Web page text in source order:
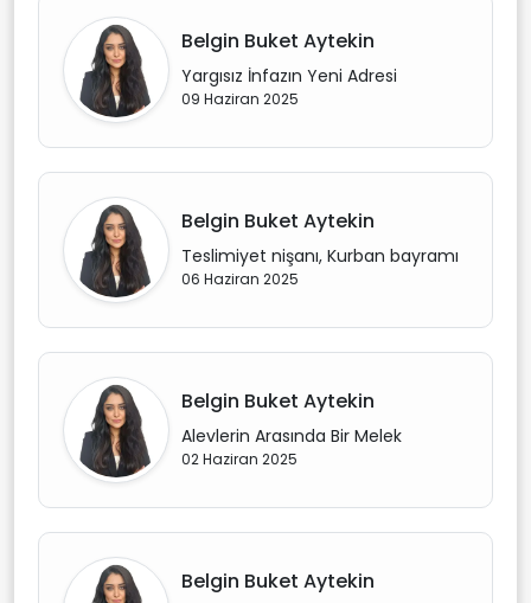
Belgin Buket Aytekin
Yargısız İnfazın Yeni Adresi
09 Haziran 2025
Belgin Buket Aytekin
Teslimiyet nişanı, Kurban bayramı
06 Haziran 2025
Belgin Buket Aytekin
Alevlerin Arasında Bir Melek
02 Haziran 2025
Belgin Buket Aytekin